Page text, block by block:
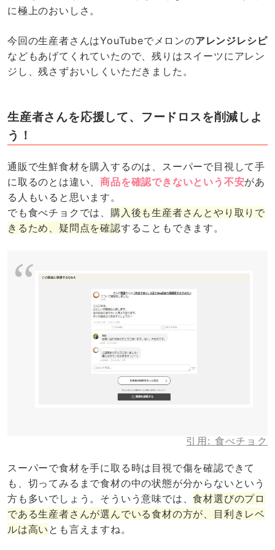
に極上のおいしさ。
今回の生産者さんはYouTubeでメロンのアレンジレシピ
などもあげてくれていたので、残りはスイーツにアレン
ジし、残さずおいしくいただきました。
生産者さんを応援して、フードロスを削減しよ
う！
通販で生鮮食材を購入するのは、スーパーで目視して手
に取るのとは違い、商品を確認できないという不安があ
る人もいると思います。
でも食べチョクでは、 購入後も生産者さんとやり取りで
きるため、疑問点を確認することもできます。
引用: 食べチョク
スーパーで食材を手に取る時は目視で傷を確認できて
も、切ってみるまで食材の中の状態が分からないという
方も多いでしょう。そういう意味では、食材選びのプロ
である生産者さんが選んでいる食材の方が、目利きレベ
ルは高い とも言えますね。